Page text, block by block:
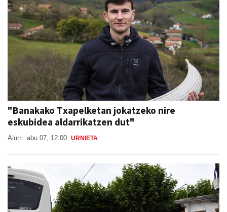
"Banakako Txapelketan jokatzeko nire
eskubidea aldarrikatzen dut"
Aiurri abu 07, 12:00 URNIETA